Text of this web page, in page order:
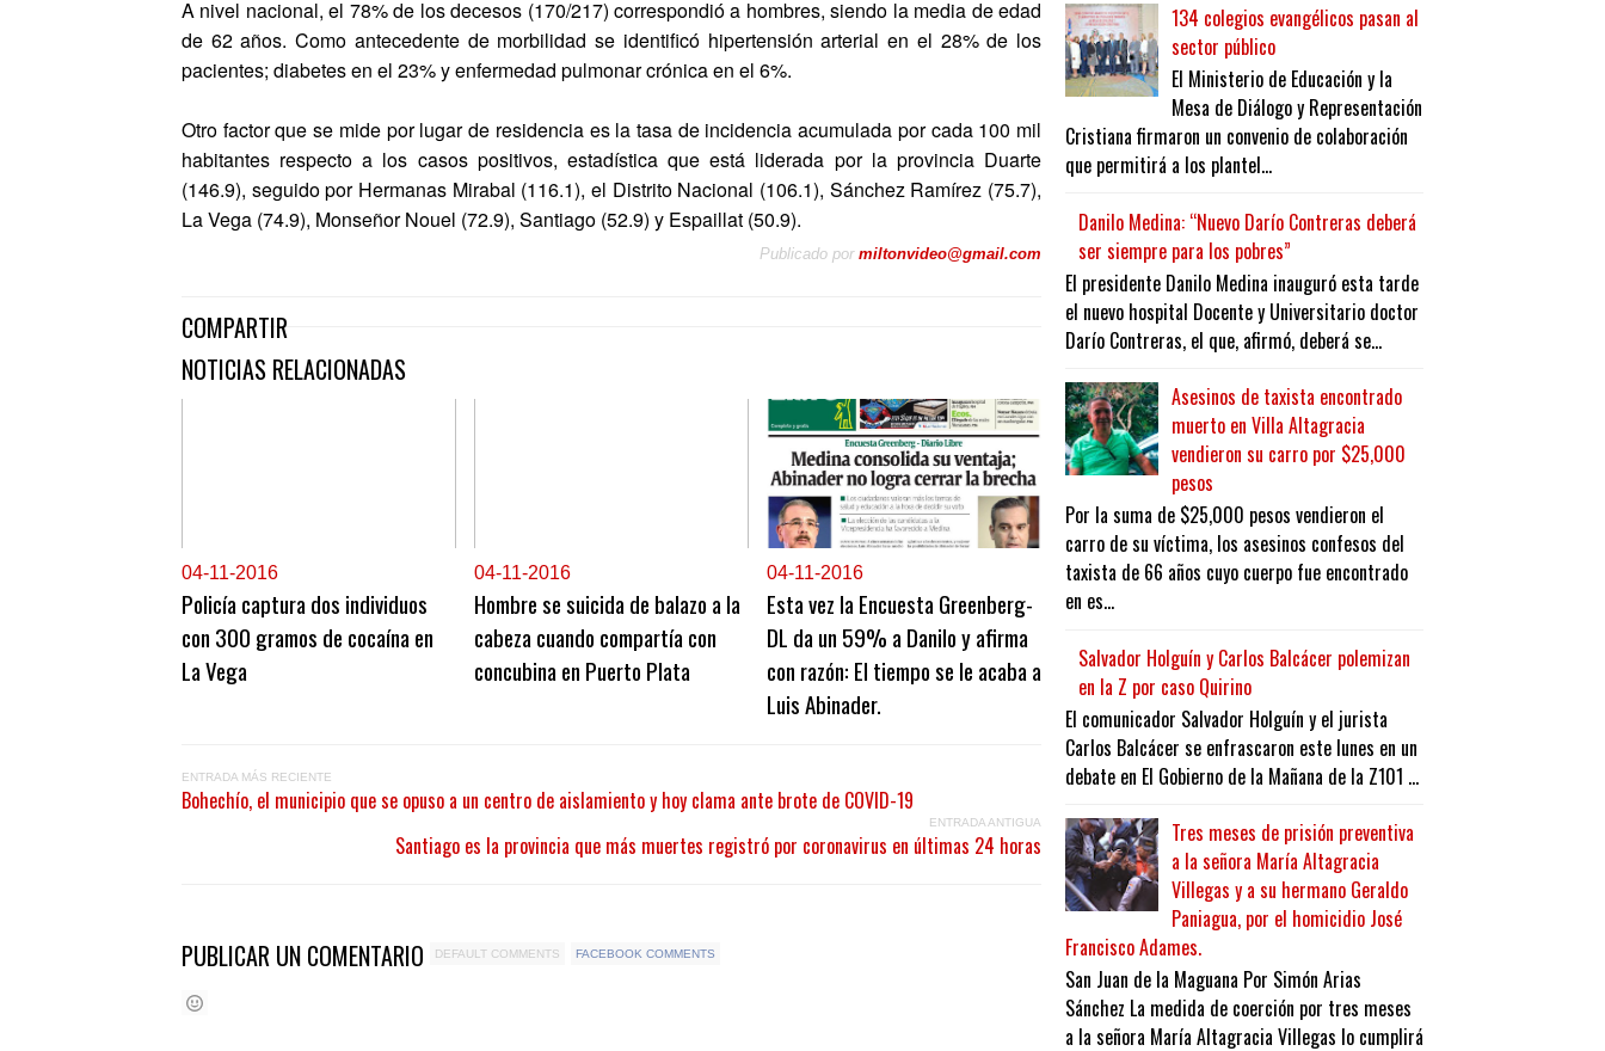
A nivel nacional, el 78% de los decesos (170/217) correspondió a hombres, siendo la media de edad
de 62 años. Como antecedente de morbilidad se identificó hipertensión arterial en el 28% de los
pacientes; diabetes en el 23% y enfermedad pulmonar crónica en el 6%.
Otro factor que se mide por lugar de residencia es la tasa de incidencia acumulada por cada 100 mil
habitantes respecto a los casos positivos, estadística que está liderada por la provincia Duarte
(146.9), seguido por Hermanas Mirabal (116.1), el Distrito Nacional (106.1), Sánchez Ramírez (75.7),
La Vega (74.9), Monseñor Nouel (72.9), Santiago (52.9) y Espaillat (50.9).
Publicado por miltonvideo@gmail.com
COMPARTIR
NOTICIAS RELACIONADAS
04-11-2016
Policía captura dos individuos
con 300 gramos de cocaína en
La Vega
04-11-2016
Hombre se suicida de balazo a la
cabeza cuando compartía con
concubina en Puerto Plata
04-11-2016
Esta vez la Encuesta Greenberg-
DL da un 59% a Danilo y afirma
con razón: El tiempo se le acaba a
Luis Abinader.
ENTRADA MÁS RECIENTE
Bohechío, el municipio que se opuso a un centro de aislamiento y hoy clama ante brote de COVID-19
ENTRADA ANTIGUA
Santiago es la provincia que más muertes registró por coronavirus en últimas 24 horas
PUBLICAR UN COMENTARIO DEFAULT COMMENTS FACEBOOK COMMENTS
134 colegios evangélicos pasan al
sector público
El Ministerio de Educación y la
Mesa de Diálogo y Representación
Cristiana firmaron un convenio de colaboración
que permitirá a los plantel...
Danilo Medina: “Nuevo Darío Contreras deberá
ser siempre para los pobres”
El presidente Danilo Medina inauguró esta tarde
el nuevo hospital Docente y Universitario doctor
Darío Contreras, el que, afirmó, deberá se...
Asesinos de taxista encontrado
muerto en Villa Altagracia
vendieron su carro por $25,000
pesos
Por la suma de $25,000 pesos vendieron el
carro de su víctima, los asesinos confesos del
taxista de 66 años cuyo cuerpo fue encontrado
en es...
Salvador Holguín y Carlos Balcácer polemizan
en la Z por caso Quirino
El comunicador Salvador Holguín y el jurista
Carlos Balcácer se enfrascaron este lunes en un
debate en El Gobierno de la Mañana de la Z101 ...
Tres meses de prisión preventiva
a la señora María Altagracia
Villegas y a su hermano Geraldo
Paniagua, por el homicidio José
Francisco Adames.
San Juan de la Maguana Por Simón Arias
Sánchez La medida de coerción por tres meses
a la señora María Altagracia Villegas lo cumplirá